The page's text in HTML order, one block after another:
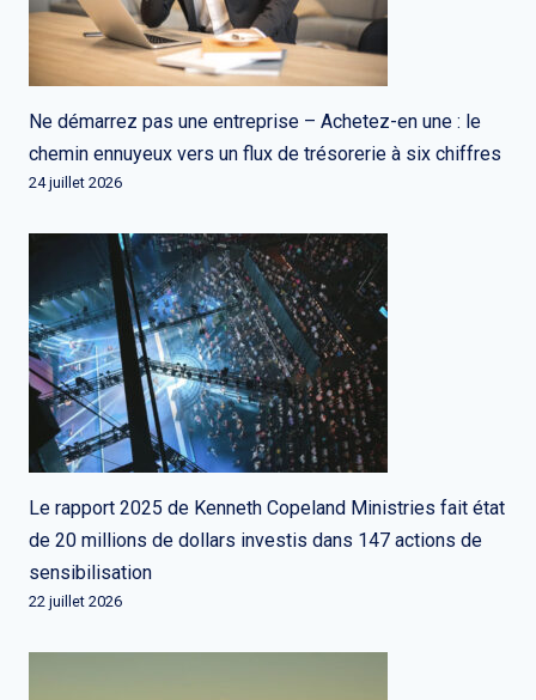
Ne démarrez pas une entreprise – Achetez-en une : le
chemin ennuyeux vers un flux de trésorerie à six chiffres
24 juillet 2026
Le rapport 2025 de Kenneth Copeland Ministries fait état
de 20 millions de dollars investis dans 147 actions de
sensibilisation
22 juillet 2026